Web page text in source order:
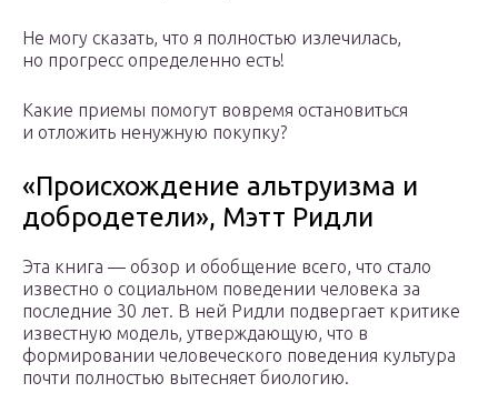
Не могу сказать, что я полностью излечилась,
но прогресс определенно есть!
Какие приемы помогут вовремя остановиться
и отложить ненужную покупку?
«Происхождение альтруизма и
добродетели», Мэтт Ридли
Эта книга — обзор и обобщение всего, что стало
известно о социальном поведении человека за
последние 30 лет. В ней Ридли подвергает критике
известную модель, утверждающую, что в
формировании человеческого поведения культура
почти полностью вытесняет биологию.